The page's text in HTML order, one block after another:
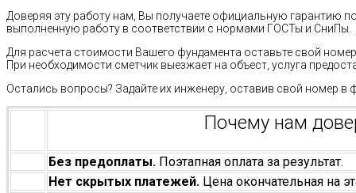
Доверяя эту работу нам, Вы получаете официальную гарантию
выполненную работу в соответствии с нормами ГОСТы и СниПы.
Для расчета стоимости Вашего фундамента оставьте свой
При необходимости сметчик выезжает на объест, услуга
Остались вопросы? Задайте их инженеру, оставив свой номер в
Почему нам
Без предоплаты. Поэтапная оплата за результат.
Нет скрытых платежей. Цена окончательная на